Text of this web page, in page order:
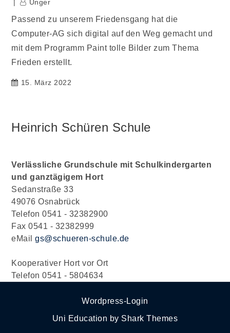
Unger
Passend zu unserem Friedensgang hat die
Computer-AG sich digital auf den Weg gemacht und
mit dem Programm Paint tolle Bilder zum Thema
Frieden erstellt.
15. März 2022
Heinrich Schüren Schule
Verlässliche Grundschule mit Schulkindergarten
und ganztägigem Hort
Sedanstraße 33
49076 Osnabrück
Telefon 0541 - 32382900
Fax 0541 - 32382999
eMailgs@schueren-schule.de
Kooperativer Hort vor Ort
Telefon 0541 - 5804634
Wordpress-Login
Uni Education by Shark Themes